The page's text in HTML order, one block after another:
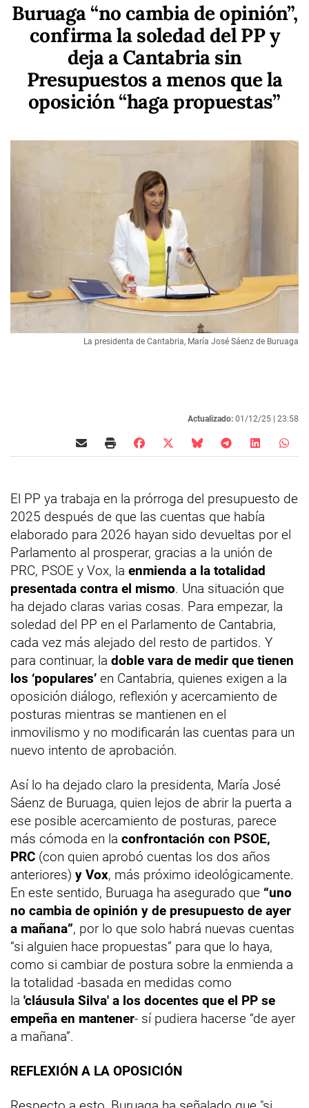
Buruaga “no cambia de opinión”,
confirma la soledad del PP y
deja a Cantabria sin
Presupuestos a menos que la
oposición “haga propuestas”
La presidenta de Cantabria, María José Sáenz de Buruaga
Actualizado: 01/12/25 | 23:58
El PP ya trabaja en la prórroga del presupuesto de
2025 después de que las cuentas que había
elaborado para 2026 hayan sido devueltas por el
Parlamento al prosperar, gracias a la unión de
PRC, PSOE y Vox, la enmienda a la totalidad
presentada contra el mismo. Una situación que
ha dejado claras varias cosas. Para empezar, la
soledad del PP en el Parlamento de Cantabria,
cada vez más alejado del resto de partidos. Y
para continuar, la doble vara de medir que tienen
los ‘populares’ en Cantabria, quienes exigen a la
oposición diálogo, reflexión y acercamiento de
posturas mientras se mantienen en el
inmovilismo y no modificarán las cuentas para un
nuevo intento de aprobación.
Así lo ha dejado claro la presidenta, María José
Sáenz de Buruaga, quien lejos de abrir la puerta a
ese posible acercamiento de posturas, parece
más cómoda en la confrontación con PSOE,
PRC (con quien aprobó cuentas los dos años
anteriores) y Vox, más próximo ideológicamente.
En este sentido, Buruaga ha asegurado que “uno
no cambia de opinión y de presupuesto de ayer
a mañana”, por lo que solo habrá nuevas cuentas
“si alguien hace propuestas” para que lo haya,
como si cambiar de postura sobre la enmienda a
la totalidad -basada en medidas como
la 'cláusula Silva' a los docentes que el PP se
empeña en mantener- sí pudiera hacerse “de ayer
a mañana”.
REFLEXIÓN A LA OPOSICIÓN